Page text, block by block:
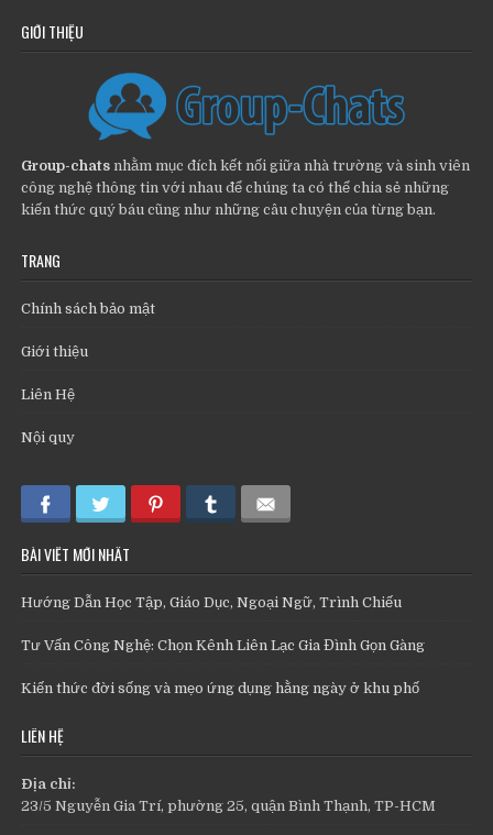
GIỚI THIỆU
Group-chats nhằm mục đích kết nối giữa nhà trường và sinh viên
công nghệ thông tin với nhau để chúng ta có thể chia sẻ những
kiến thức quý báu cũng như những câu chuyện của từng bạn.
TRANG
Chính sách bảo mật
Giới thiệu
Liên Hệ
Nội quy
BÀI VIẾT MỚI NHẤT
Hướng Dẫn Học Tập, Giáo Dục, Ngoại Ngữ, Trình Chiếu
Tư Vấn Công Nghệ: Chọn Kênh Liên Lạc Gia Đình Gọn Gàng
Kiến thức đời sống và mẹo ứng dụng hằng ngày ở khu phố
LIÊN HỆ
Địa chỉ:
23/5 Nguyễn Gia Trí, phường 25, quận Bình Thạnh, TP-HCM